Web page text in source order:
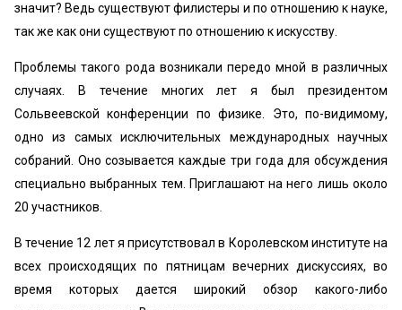
значит? Ведь существуют филистеры и по отношению к науке,
так же как они существуют по отношению к искусству.
Проблемы такого рода возникали передо мной в различных
случаях. В течение многих лет я был президентом
Сольвеевской конференции по физике. Это, по-видимому,
одно из самых исключительных международных научных
собраний. Оно созывается каждые три года для обсуждения
специально выбранных тем. Приглашают на него лишь около
20 участников.
В течение 12 лет я присутствовал в Королевском институте на
всех происходящих по пятницам вечерних дискуссиях, во
время которых дается широкий обзор какого-либо